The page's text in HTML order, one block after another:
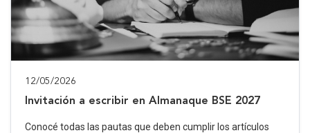
12/05/2026
Invitación a escribir en Almanaque BSE 2027
Conocé todas las pautas que deben cumplir los artículos